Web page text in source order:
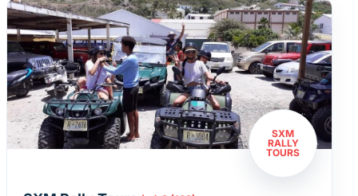
SXM
RALLY
TOURS